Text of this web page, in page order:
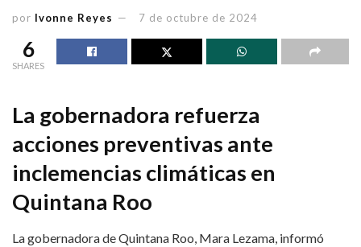
por Ivonne Reyes 7 de octubre de 2024
6
SHARES
La gobernadora refuerza
acciones preventivas ante
inclemencias climáticas en
Quintana Roo
La gobernadora de Quintana Roo, Mara Lezama, informó